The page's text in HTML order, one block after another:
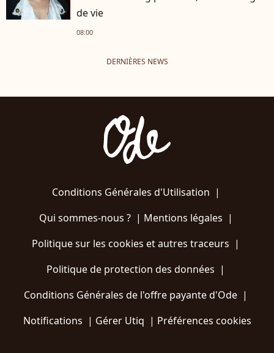
de vie
08:00
DERNIÈRES NEWS
Conditions Générales d'Utilisation |
Qui sommes-nous ?| Mentions légales |
Politique sur les cookies et autres traceurs |
Politique de protection des données |
Conditions Générales de l'offre payante d'Ode |
Notifications | Gérer Utiq | Préférences cookies